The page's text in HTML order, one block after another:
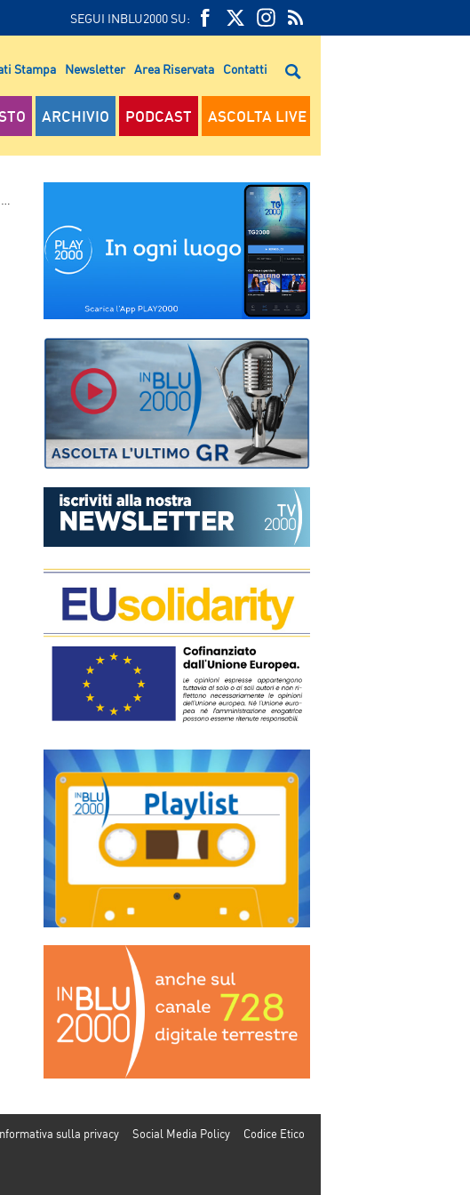
SEGUI INBLU2000 SU:
FEED
RSS
RSS
Stampa Newsletter Area Riservata Contatti
ARCHIVIO PODCAST ASCOLTA LIVE
sulla privacy Social Media Policy Codice Etico